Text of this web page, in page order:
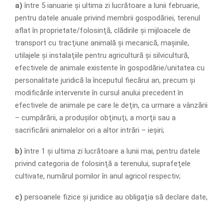
a) între 5 ianuarie şi ultima zi lucrătoare a lunii februarie,
pentru datele anuale privind membrii gospodăriei, terenul
aflat în proprietate/folosinţă, clădirile şi mijloacele de
transport cu tracţiune animală şi mecanică, maşinile,
utilajele şi instalaţiile pentru agricultură şi silvicultură,
efectivele de animale existente în gospodărie/unitatea cu
personalitate juridică la începutul fiecărui an, precum şi
modificările intervenite în cursul anului precedent în
efectivele de animale pe care le deţin, ca urmare a vânzării
– cumpărării, a produşilor obţinuţi, a morţii sau a
sacrificării animalelor ori a altor intrări – ieşiri;
b) între 1 şi ultima zi lucrătoare a lunii mai, pentru datele
privind categoria de folosinţă a terenului, suprafeţele
cultivate, numărul pomilor în anul agricol respectiv;
c) persoanele fizice şi juridice au obligaţia să declare date,